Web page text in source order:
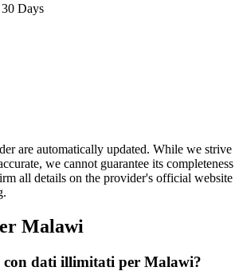
Days
are automatically updated. While we strive
we cannot guarantee its completeness
all details on the provider's official website
Malawi
con dati illimitati per Malawi?